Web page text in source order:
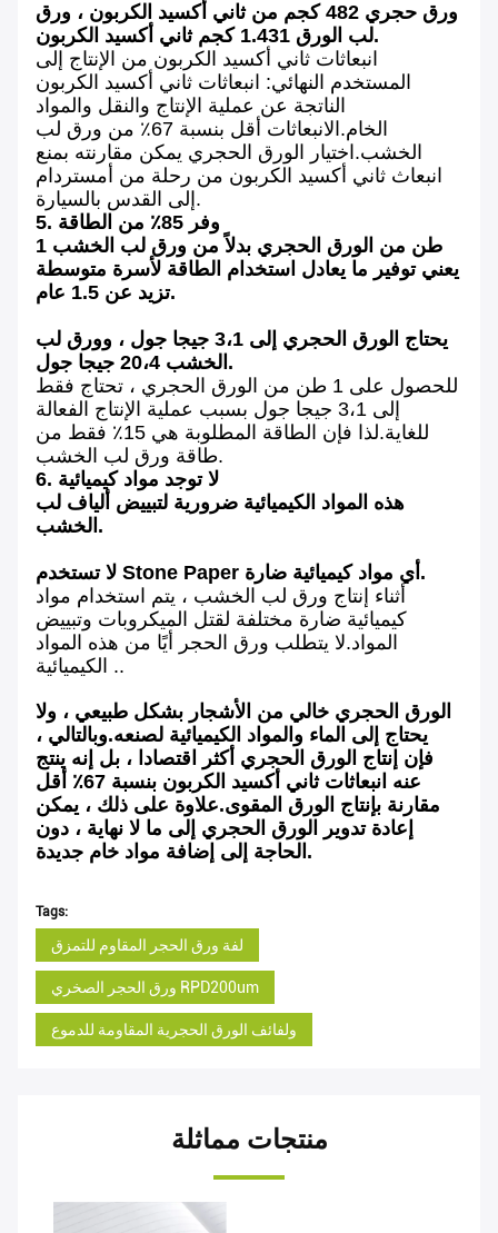
ورق حجري 482 كجم من ثاني أكسيد الكربون ، ورق
لب الورق 1.431 كجم ثاني أكسيد الكربون.
انبعاثات ثاني أكسيد الكربون من الإنتاج إلى
المستخدم النهائي: انبعاثات ثاني أكسيد الكربون
الناتجة عن عملية الإنتاج والنقل والمواد
الخام.الانبعاثات أقل بنسبة 67٪ من ورق لب
الخشب.اختيار الورق الحجري يمكن مقارنته بمنع
انبعاث ثاني أكسيد الكربون من رحلة من أمستردام
إلى القدس بالسيارة.
5. وفر 85٪ من الطاقة
1 طن من الورق الحجري بدلاً من ورق لب الخشب
يعني توفير ما يعادل استخدام الطاقة لأسرة متوسطة
تزيد عن 1.5 عام.
يحتاج الورق الحجري إلى 3،1 جيجا جول ، وورق لب
الخشب 20،4 جيجا جول.
للحصول على 1 طن من الورق الحجري ، تحتاج فقط
إلى 3،1 جيجا جول بسبب عملية الإنتاج الفعالة
للغاية.لذا فإن الطاقة المطلوبة هي 15٪ فقط من
طاقة ورق لب الخشب.
6. لا توجد مواد كيميائية
هذه المواد الكيميائية ضرورية لتبييض ألياف لب
الخشب.
لا تستخدم Stone Paper أي مواد كيميائية ضارة.
أثناء إنتاج ورق لب الخشب ، يتم استخدام مواد
كيميائية ضارة مختلفة لقتل الميكروبات وتبييض
المواد.لا يتطلب ورق الحجر أيًا من هذه المواد
الكيميائية ..
الورق الحجري خالي من الأشجار بشكل طبيعي ، ولا
يحتاج إلى الماء والمواد الكيميائية لصنعه.وبالتالي ،
فإن إنتاج الورق الحجري أكثر اقتصادا ، بل إنه ينتج
عنه انبعاثات ثاني أكسيد الكربون بنسبة 67٪ أقل
مقارنة بإنتاج الورق المقوى.علاوة على ذلك ، يمكن
إعادة تدوير الورق الحجري إلى ما لا نهاية ، دون
الحاجة إلى إضافة مواد خام جديدة.
Tags:
لفة ورق الحجر المقاوم للتمزق
ورق الحجر الصخري RPD200um
ولفائف الورق الحجرية المقاومة للدموع
منتجات مماثلة